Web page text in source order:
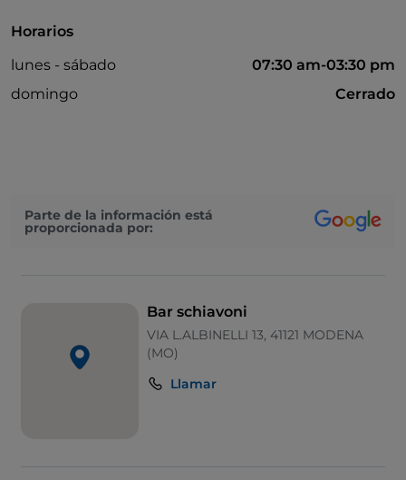
Horarios
lunes - sábado
07:30 am-03:30 pm
domingo
Cerrado
Parte de la información está
proporcionada por:
Bar schiavoni
VIA L.ALBINELLI 13, 41121 MODENA
(MO)
Llamar